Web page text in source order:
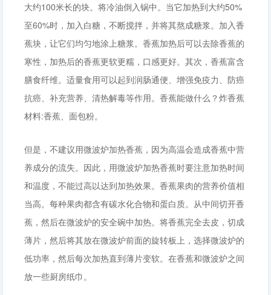
大约100米长的块。将冷油倒入锅中。当它加热到大约50%
至60%时，加入白糖，不断搅拌，并将其熬成糖浆。加入香
蕉块，让它们均匀地涂上糖浆。香蕉加热后可以去除香蕉的
寒性，加热后的香蕉更软更糯，口感更好。其次，香蕉富含
膳食纤维。适量食用可以起到润肠通便、增强免疫力、防癌
抗癌、补充营养、清热解毒等作用。香蕉能做什么？炸香蕉
材料:香蕉、面包粉。
但是，不建议用微波炉加热香蕉，因为高温会造成香蕉中营
养成分的流失。因此，用微波炉加热香蕉时要注意加热时间
和温度，不能过高以达到加热效果。香蕉果肉的营养价值相
当高。每种果肉都含有碳水化合物和蛋白质。从中间切开香
蕉，然后在微波炉的安全碗中加热。将香蕉完全去皮，切成
薄片，然后将其放在微波炉前面的旋转板上，选择微波炉的
低功率，然后每次加热直到薄片变软。在香蕉和微波炉之间
放一些厨房纸巾。